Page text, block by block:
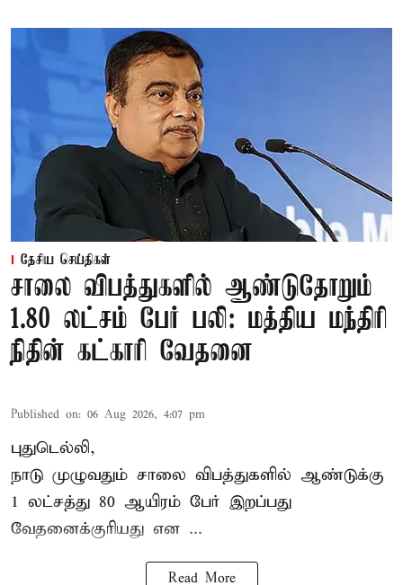
தேசிய செய்திகள்
சாலை விபத்துகளில் ஆண்டுதோறும்
1.80 லட்சம் பேர் பலி: மத்திய மந்திரி
நிதின் கட்காரி வேதனை
Published on: 06 Aug 2026, 4:07 pm
புதுடெல்லி,
நாடு முழுவதும் சாலை விபத்துகளில் ஆண்டுக்கு
1 லட்சத்து 80 ஆயிரம் பேர் இறப்பது
வேதனைக்குரியது என ...
Read More